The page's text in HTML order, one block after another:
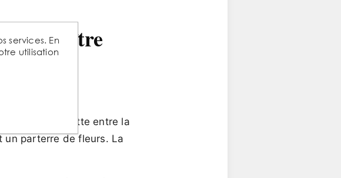
connaître
nette entre la
un parterre de fleurs. La
services. En
utilisation